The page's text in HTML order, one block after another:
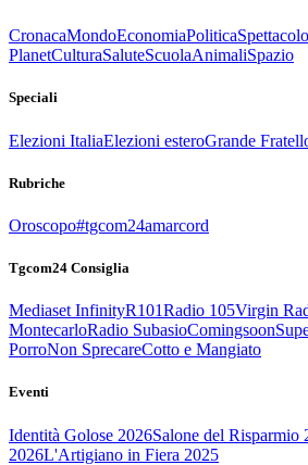
CronacaMondoEconomiaPoliticaSpettacolo
PlanetCulturaSaluteScuolaAnimaliSpazio
Speciali
Elezioni ItaliaElezioni esteroGrande
Rubriche
Oroscopo#tgcom24amarcord
Tgcom24 Consiglia
Mediaset InfinityR101Radio 105Virgin
MontecarloRadio SubasioComingsoon
PorroNon SprecareCotto e Mangiato
Eventi
Identità Golose 2026Salone del Risparmio
2026L'Artigiano in Fiera 2025